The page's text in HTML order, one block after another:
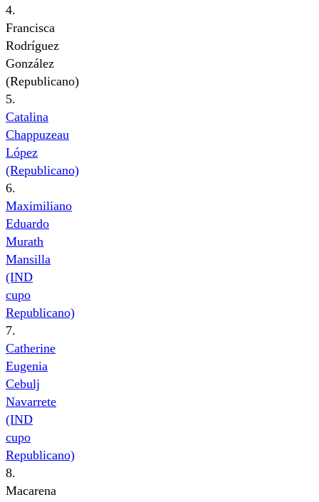
4.
Francisca
Rodríguez
González
(Republicano)
5.
Catalina
Chappuzeau
López
(Republicano)
6.
Maximiliano
Eduardo
Murath
Mansilla
(IND
cupo
Republicano)
7.
Catherine
Eugenia
Cebulj
Navarrete
(IND
cupo
Republicano)
8.
Macarena